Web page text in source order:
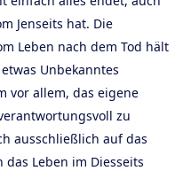
Jenseits hat. Die
Leben nach dem Tod hält
Unbekanntes
vor allem, das eigene
zu
ausschließlich auf das
das Leben im Diesseits